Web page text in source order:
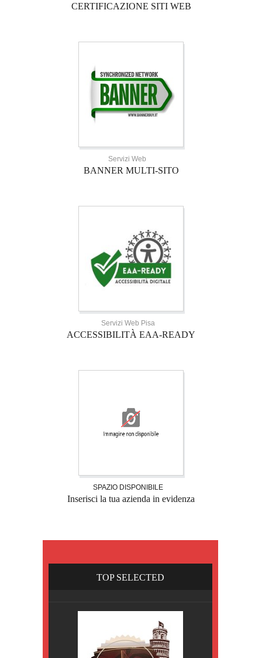
CERTIFICAZIONE SITI WEB
Servizi Web
BANNER MULTI-SITO
Servizi Web Pisa
ACCESSIBILITÀ EAA-READY
SPAZIO DISPONIBILE
Inserisci la tua azienda in evidenza
TOP SELECTED